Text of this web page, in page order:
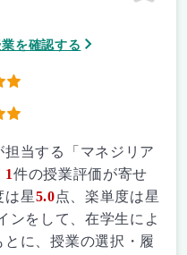
を確認する
担当する「マネジリア
1件の授業評価が寄せ
は星5.0点、楽単度は星
ンをして、在学生によ
に、授業の選択・履